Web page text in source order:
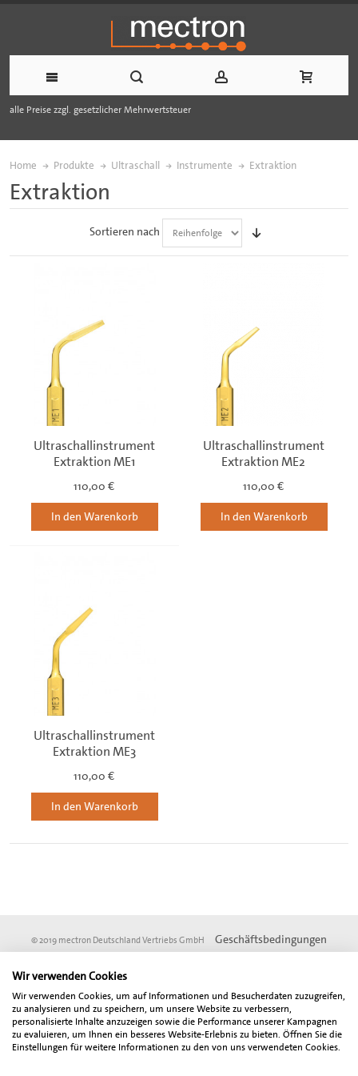
alle Preise zzgl. gesetzlicher Mehrwertsteuer
Home Produkte Ultraschall Instrumente Extraktion
Extraktion
Sortieren nach
Ultraschallinstrument
Extraktion ME1
110,00 €
In den Warenkorb
Ultraschallinstrument
Extraktion ME2
110,00 €
In den Warenkorb
Ultraschallinstrument
Extraktion ME3
110,00 €
In den Warenkorb
© 2019 mectron Deutschland Vertriebs GmbH
Geschäftsbedingungen
Fundgrube. Alle angegebenen Preise sind Netto-Preise und verstehen sich zzgl.
der gesetzlich gültigen Mehrwertsteuer. Der Gesamtbetrag inklusive
Mehrwertsteuer wird bei Abschluß der Bestellung gesondert ausgewiesen.
Unser Angebot richtet sich ausschließlich an Zahnärzte, Oralchirurgen, MKG-
Wir verwenden Cookies
Wir verwenden Cookies, um auf Informationen und Besucherdaten zuzugreifen,
zu analysieren und zu speichern, um unsere Website zu verbessern,
personalisierte Inhalte anzuzeigen sowie die Performance unserer Kampagnen
zu evaluieren, um Ihnen ein besseres Website-Erlebnis zu bieten. Öffnen Sie die
Einstellungen für weitere Informationen zu den von uns verwendeten Cookies.